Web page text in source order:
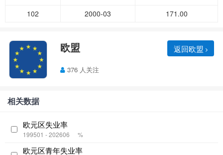
102
2000-03 171.00
欧盟 返回欧盟
376 人关注
相关数据
欧元区失业率
199501 - 202606 %
欧元区青年失业率